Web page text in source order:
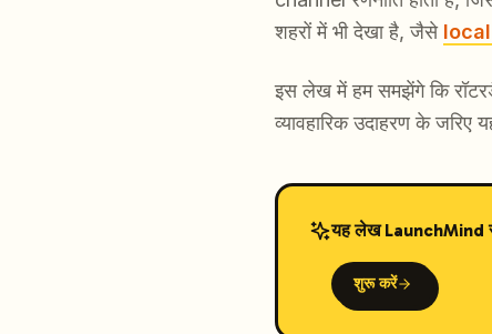
शहरों में भी देखा है, जैसे
इस लेख में हम समझेंगे कि
व्यावहारिक उदाहरण के जरिए
यह लेख LaunchMind
शुरू करें